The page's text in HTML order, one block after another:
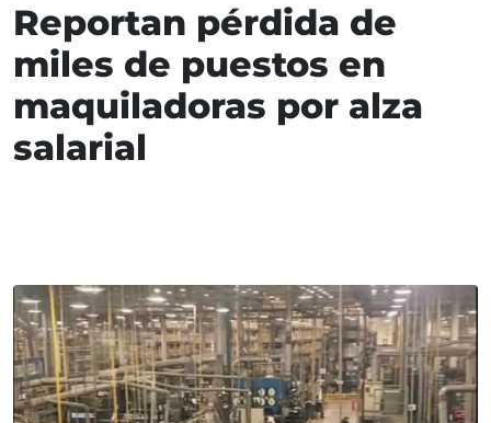
Reportan pérdida de
miles de puestos en
maquiladoras por alza
salarial